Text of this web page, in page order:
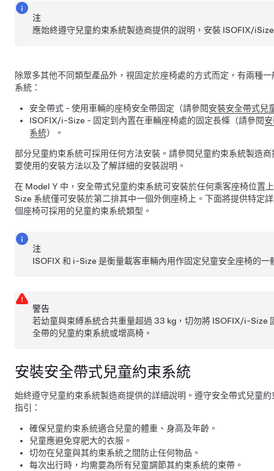
注
應始終遵守兒童約束系統製造商提供的說明，安裝 ISOFIX/
除眾多其他不同類型產品外，視固定於座椅處的方式而定，有兩種
系統：
安全帶式 - 使用車輛的座椅安全帶固定（請參閱安裝安全帶式兒
ISOFIX/i-Size - 固定到內置在車輛座椅處的固定長條（請參閱
系統）。
部分兒童約束系統可採用任何方法安裝。請參閱兒童約束系統製造
要使用的安裝方法以及了解詳細的安裝說明。
在 Model Y 中，安全帶式兒童約束系統可安裝於任何乘客座椅位置
Size 系統僅可安裝於第二排其中一個外側座椅上。下面將提供特定
個座椅可採用的兒童約束系統類型。
注
ISOFIX 和 i-Size 是衡量載客車輛內用作固定兒童安全座椅的一
警告
若幼童與束縛系統合共重量超過 33 kg，切勿將 ISOFIX/i-Size
全帶的兒童約束系統或增高椅。
安裝安全帶式兒童約束系統
始終遵守兒童約束系統製造商提供的詳細說明。遵守安全帶式兒童
指引：
確保兒童約束系統適合兒童的體重、身高及年齡。
兒童應避免穿肥大的衣服。
切勿在兒童與其約束系統之間防止任何物品。
每次出行時，均需要為所有兒童調節其約束系統的束帶。